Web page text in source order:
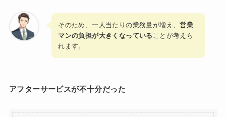
そのため、一人当たりの業務量が増え、営業
マンの負担が大きくなっている ことが考えら
れます。
アフターサービスが不十分だった